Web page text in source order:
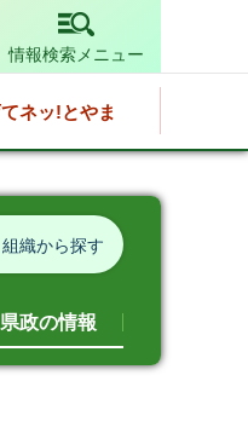
情報検索メニュー
ネッ!とやま
組織から探す
県政の情報